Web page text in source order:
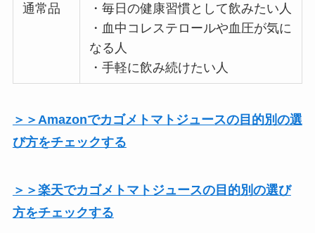
通常品
・毎日の健康習慣として飲みたい人
・血中コレステロールや血圧が気に
なる人
・手軽に飲み続けたい人
＞＞Amazonでカゴメトマトジュースの目的別の選
び方をチェックする
＞＞楽天でカゴメトマトジュースの目的別の選び
方をチェックする